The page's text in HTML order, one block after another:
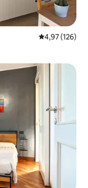
4,97 (126)